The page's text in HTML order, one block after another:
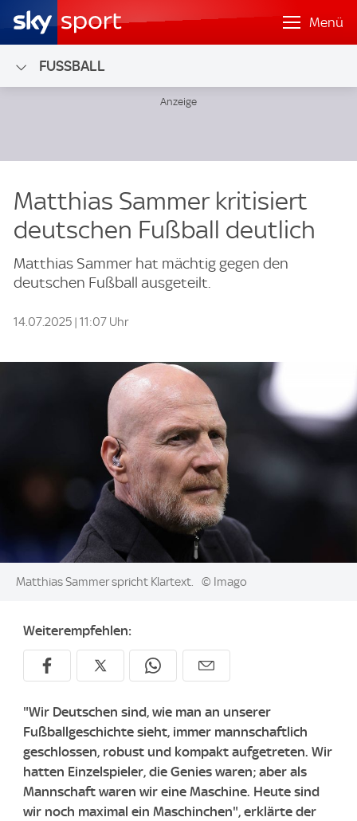
Menü
FUSSBALL
Matthias Sammer kritisiert
deutschen Fußball deutlich
Matthias Sammer hat mächtig gegen den
deutschen Fußball ausgeteilt.
14.07.2025 | 11:07 Uhr
Image:
Matthias Sammer spricht Klartext. © Imago
Weiterempfehlen:
"Wir Deutschen sind, wie man an unserer
Fußballgeschichte sieht, immer mannschaftlich
geschlossen, robust und kompakt aufgetreten. Wir
hatten Einzelspieler, die Genies waren; aber als
Mannschaft waren wir eine Maschine. Heute sind
wir noch maximal ein Maschinchen", erklärte der